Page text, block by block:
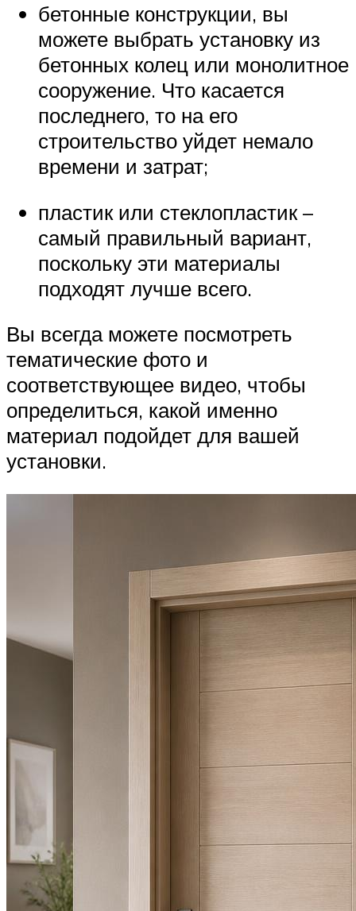
бетонные конструкции, вы
можете выбрать установку из
бетонных колец или монолитное
сооружение. Что касается
последнего, то на его
строительство уйдет немало
времени и затрат;
пластик или стеклопластик –
самый правильный вариант,
поскольку эти материалы
подходят лучше всего.
Вы всегда можете посмотреть
тематические фото и
соответствующее видео, чтобы
определиться, какой именно
материал подойдет для вашей
установки.